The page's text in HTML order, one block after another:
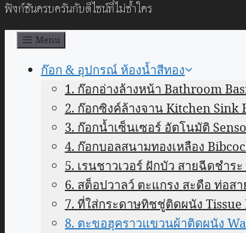
ฟังก์ชันครบครันกับดีไซน์ที่ไม่ซ้ำใคร
Menu
ก๊อก & อุปกรณ์ ห้องน้ำสีทอง
1. ก๊อกอ่างล้างหน้า Bathroom
2. ก๊อกซิงค์ล้างจาน Kitchen Sink
3. ก๊อกน้ำเซ็นเซอร์ อัตโนมัติ
4. ก๊อกบอลสนามทองเหลือง
5. เรนชาวเวอร์ ฝักบัว สายฉีดชำร
6. สต็อปวาลว์ ตะแกรง สะดือ ท่อส
7. ที่ใส่กระดาษทิชชู่ติดผนัง
8. ตะขอฮุคราวแขวนผ้าติดผนัง